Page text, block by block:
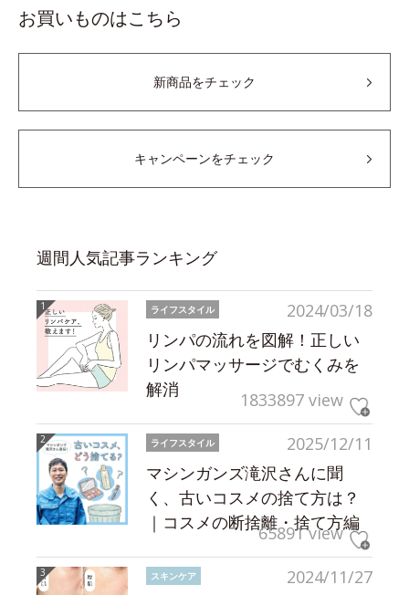
お買いものはこちら
新商品をチェック
キャンペーンをチェック
週間人気記事ランキング
2024/03/18
ライフスタイル
リンパの流れを図解！正しい
リンパマッサージでむくみを
解消
1833897 view
2025/12/11
ライフスタイル
マシンガンズ滝沢さんに聞
く、古いコスメの捨て方は？
｜コスメの断捨離・捨て方編
65891 view
2024/11/27
スキンケア